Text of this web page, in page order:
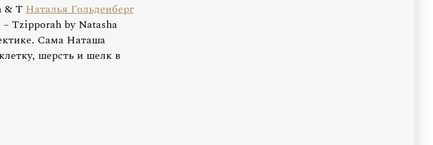
& TНаталья Гольденберг
Tzipporah by Natasha
Сама Наташа
шерсть и шелк в